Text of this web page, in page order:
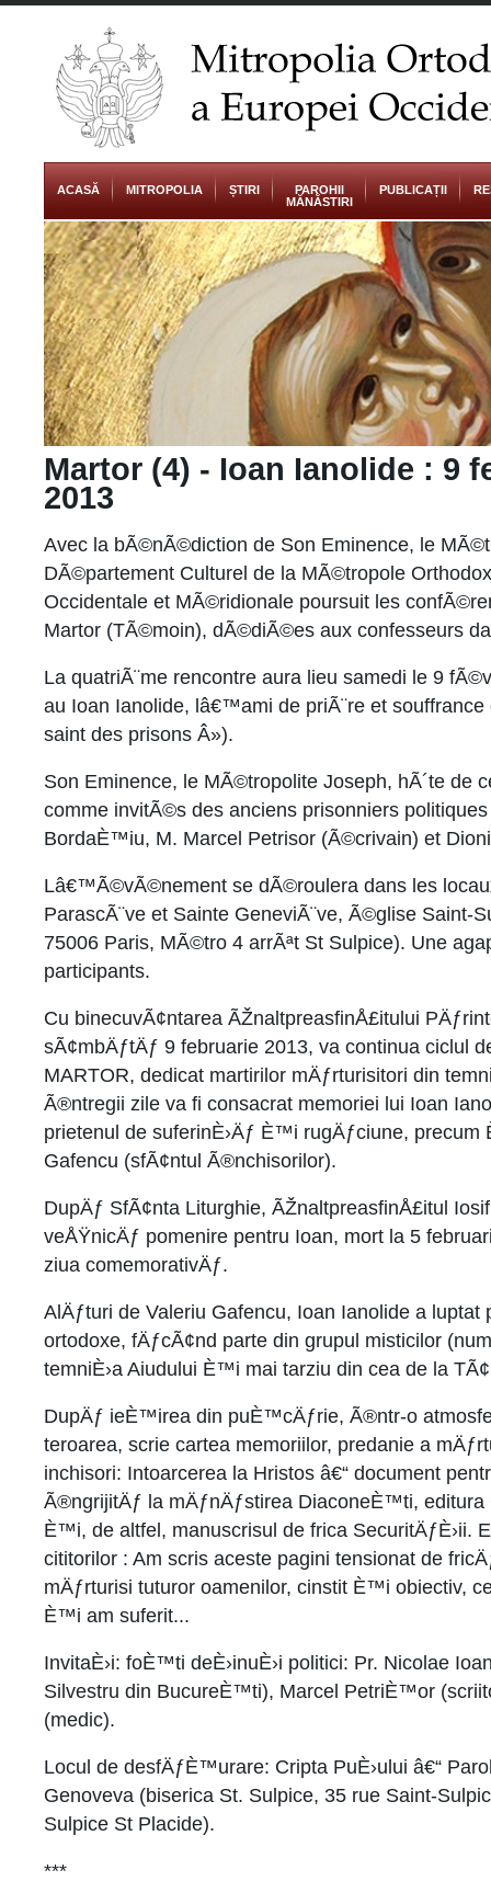
ACASĂ MITROPOLIA ȘTIRI
PAROHII
MĂNĂSTIRI
PUBLICAȚII
Martor (4) - Ioan Ianolide : 9
2013
Avec la bÃ©nÃ©diction de Son Eminence, le
DÃ©partement Culturel de la MÃ©tropole
Occidentale et MÃ©ridionale poursuit les
Martor (TÃ©moin), dÃ©diÃ©es aux confesseurs
La quatriÃ¨me rencontre aura lieu samedi le 9
au Ioan Ianolide, lâ€™ami de priÃ¨re et
saint des prisons Â»).
Son Eminence, le MÃ©tropolite Joseph, hÃ´te de
comme invitÃ©s des anciens prisonniers
BordaÈ™iu, M. Marcel Petrisor (Ã©crivain) et
Lâ€™Ã©vÃ©nement se dÃ©roulera dans les
ParascÃ¨ve et Sainte GeneviÃ¨ve, Ã©glise Saint-
75006 Paris, MÃ©tro 4 arrÃªt St Sulpice). Une
participants.
Cu binecuvÃ¢ntarea ÃŽnaltpreasfinÅ£itului
sÃ¢mbÄƒtÄƒ 9 februarie 2013, va continua ciclul
MARTOR, dedicat martirilor mÄƒrturisitori din
Ã®ntregii zile va fi consacrat memoriei lui Ioan
prietenul de suferinÈ›Äƒ È™i rugÄƒciune,
Gafencu (sfÃ¢ntul Ã®nchisorilor).
DupÄƒ SfÃ¢nta Liturghie, ÃŽnaltpreasfinÅ£itul
veÅŸnicÄƒ pomenire pentru Ioan, mort la 5
ziua comemorativÄƒ.
AlÄƒturi de Valeriu Gafencu, Ioan Ianolide a luptat
ortodoxe, fÄƒcÃ¢nd parte din grupul misticilor
temniÈ›a Aiudului È™i mai tarziu din cea de la
DupÄƒ ieÈ™irea din puÈ™cÄƒrie, Ã®ntr-o
teroarea, scrie cartea memoriilor, predanie a
inchisori: Intoarcerea la Hristos â€“ document
Ã®ngrijitÄƒ la mÄƒnÄƒstirea DiaconeÈ™ti, editura
È™i, de altfel, manuscrisul de frica SecuritÄƒÈ›ii.
cititorilor : Am scris aceste pagini tensionat de
mÄƒrturisi tuturor oamenilor, cinstit È™i obiectiv,
È™i am suferit...
InvitaÈ›i: foÈ™ti deÈ›inuÈ›i politici: Pr. Nicolae
Silvestru din BucureÈ™ti), Marcel PetriÈ™or
(medic).
Locul de desfÄƒÈ™urare: Cripta PuÈ›ului â€“
Genoveva (biserica St. Sulpice, 35 rue Saint-
Sulpice St Placide).
***